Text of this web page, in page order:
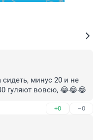
минус 20 и не
гуляют вовсю, 😂😂😂
+0 –0